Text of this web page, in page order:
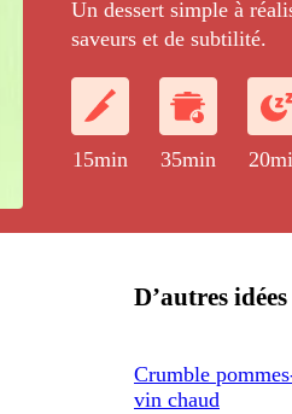
Un dessert simple à
saveurs et de subtilité.
15min 35min
D’autres
Crumble
vin chaud